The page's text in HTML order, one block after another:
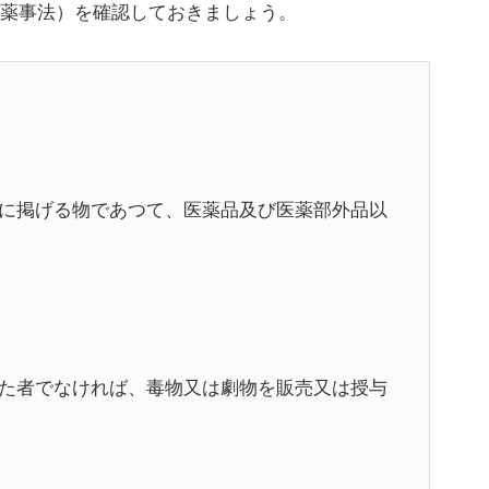
事法）を確認しておきましょう。
掲げる物であつて、医薬品及び医薬部外品以
者でなければ、毒物又は劇物を販売又は授与